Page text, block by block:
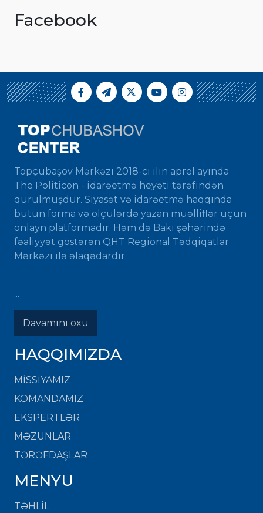
Facebook
Topçubaşov Mərkəzi 2018-ci ilin aprel ayında
The Politicon - idarəetmə heyəti tərəfindən
qurulmuşdur. Siyasət və idarəetmə haqqında
bütün forma və ölçülərdə yazan müəlliflər üçün
onlayn platformadır. Həm də Bakı şəhərində
fəaliyyət göstərən QHT Regional Tədqiqatlar
Mərkəzi ilə əlaqədardır.
...
Davamını oxu
HAQQIMIZDA
MISSIYAMIZ
KOMANDAMIZ
EKSPERTLƏR
MƏZUNLAR
TƏRƏFDAŞLAR
MENYU
TƏHLİL